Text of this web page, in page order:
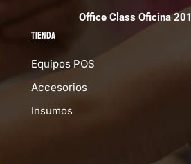
Office Class Oficina 201
Tienda
Equipos POS
Accesorios
Insumos